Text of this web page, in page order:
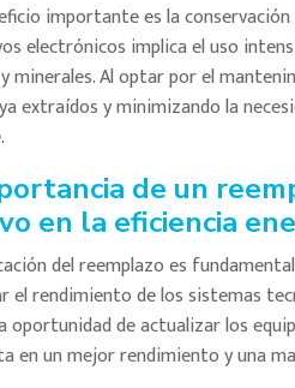
importante es la
electrónicos implica el uso
minerales. Al optar por el
extraídos y minimizando la
de un
en la eficiencia
del reemplazo es
el rendimiento de los sistemas
oportunidad de actualizar los
en un mejor rendimiento y una